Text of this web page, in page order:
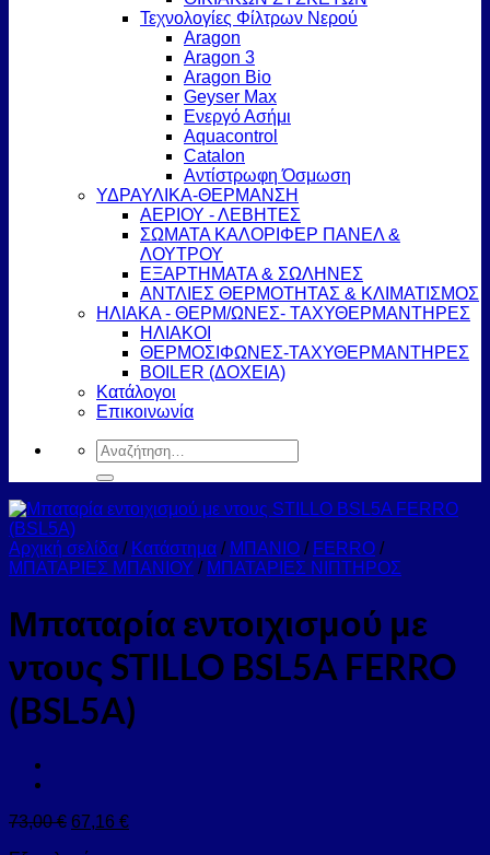
Τεχνολογίες Φίλτρων Νερού
Aragon
Aragon 3
Aragon Bio
Geyser Max
Ενεργό Ασήμι
Aquacontrol
Catalon
Αντίστρωφη Όσμωση
ΥΔΡΑΥΛΙΚΑ-ΘΕΡΜΑΝΣΗ
ΑΕΡΙΟΥ - ΛΕΒΗΤΕΣ
ΣΩΜΑΤΑ ΚΑΛΟΡΙΦΕΡ ΠΑΝΕΛ &
ΛΟΥΤΡΟΥ
ΕΞΑΡΤΗΜΑΤΑ & ΣΩΛΗΝΕΣ
ΑΝΤΛΙΕΣ ΘΕΡΜΟΤΗΤΑΣ & ΚΛΙΜΑΤΙΣΜΟΣ
ΗΛΙΑΚΑ - ΘΕΡΜ/ΩΝΕΣ- ΤΑΧΥΘΕΡΜΑΝΤΗΡΕΣ
ΗΛΙΑΚΟΙ
ΘΕΡΜΟΣΙΦΩΝΕΣ-ΤΑΧΥΘΕΡΜΑΝΤΗΡΕΣ
BOILER (ΔΟΧΕΙΑ)
Κατάλογοι
Επικοινωνία
Αναζήτηση
για:
Αρχική σελίδα / Κατάστημα / ΜΠΑΝΙΟ / FERRO /
ΜΠΑΤΑΡΙΕΣ ΜΠΑΝΙΟΥ / ΜΠΑΤΑΡΙΕΣ ΝΙΠΤΗΡΟΣ
Μπαταρία εντοιχισμού με
ντους STILLO BSL5A FERRO
(BSL5A)
73,00€ 67,16 €